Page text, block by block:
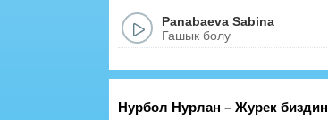
Panabaeva Sabina
Гашык болу
Нурбол Нурлан – Журек биздин